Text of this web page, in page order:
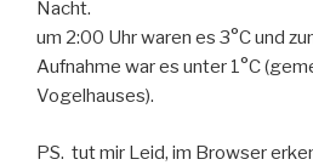
Nacht.
um 2:00 Uhr waren es 3°C und
Aufnahme war es unter 1°C
Vogelhauses).
PS. tut mir Leid, im Browser